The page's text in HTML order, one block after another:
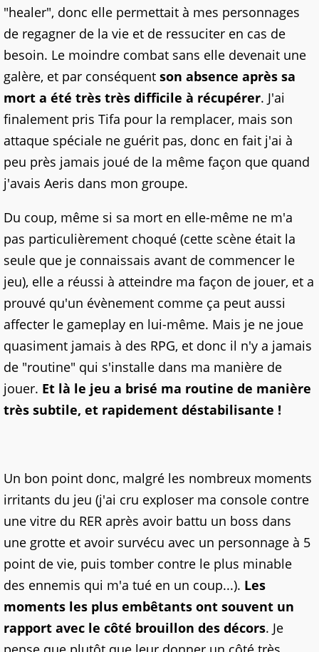
"healer", donc elle permettait à mes personnages
de regagner de la vie et de ressuciter en cas de
besoin. Le moindre combat sans elle devenait une
galère, et par conséquent son absence après sa
mort a été très très difficile à récupérer. J'ai
finalement pris Tifa pour la remplacer, mais son
attaque spéciale ne guérit pas, donc en fait j'ai à
peu près jamais joué de la même façon que quand
j'avais Aeris dans mon groupe.
Du coup, même si sa mort en elle-même ne m'a
pas particulièrement choqué (cette scène était la
seule que je connaissais avant de commencer le
jeu), elle a réussi à atteindre ma façon de jouer, et a
prouvé qu'un évènement comme ça peut aussi
affecter le gameplay en lui-même. Mais je ne joue
quasiment jamais à des RPG, et donc il n'y a jamais
de "routine" qui s'installe dans ma manière de
jouer. Et là le jeu a brisé ma routine de manière
très subtile, et rapidement déstabilisante !
Un bon point donc, malgré les nombreux moments
irritants du jeu (j'ai cru exploser ma console contre
une vitre du RER après avoir battu un boss dans
une grotte et avoir survécu avec un personnage à 5
point de vie, puis tomber contre le plus minable
des ennemis qui m'a tué en un coup...). Les
moments les plus embêtants ont souvent un
rapport avec le côté brouillon des décors. Je